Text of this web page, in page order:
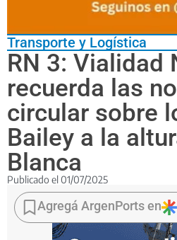
Transporte y Logística
RN 3: Vialidad
recuerda las
circular sobre
Bailey a la
Blanca
Publicado el 01/07/2025
Las
autoridades
refuerzan
Agregá ArgenPorts en